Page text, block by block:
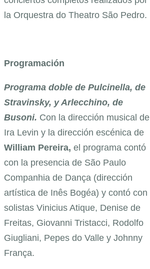
la Orquestra do Theatro São Pedro.
Programación
Programa doble de Pulcinella, de
Stravinsky, y Arlecchino, de
Busoni. Con la dirección musical de
Ira Levin y la dirección escénica de
William Pereira, el programa contó
con la presencia de São Paulo
Companhia de Dança (dirección
artística de Inês Bogéa) y contó con
solistas Vinicius Atique, Denise de
Freitas, Giovanni Tristacci, Rodolfo
Giugliani, Pepes do Valle y Johnny
França.